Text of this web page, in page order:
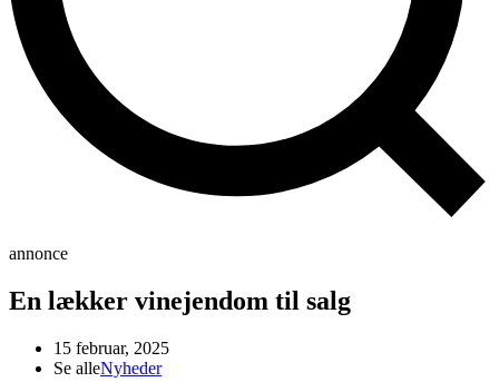
annonce
En lækker vinejendom til salg
15 februar, 2025
Se alleNyheder